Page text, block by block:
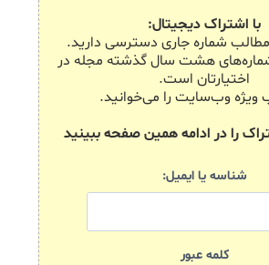
با اشتراک دیجیتال:
مطالب شماره جاری دسترسی دارید.
شماره‌های هشت سال گذشته مجله در
اختیارتان است.
ویژه وب‌سایت را می‌خوانید.
را در ادامه همین صفحه ببینید
شناسه یا ایمیل:
کلمه عبور